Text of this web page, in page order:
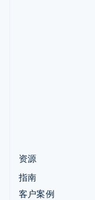
资源
指南
客户案例